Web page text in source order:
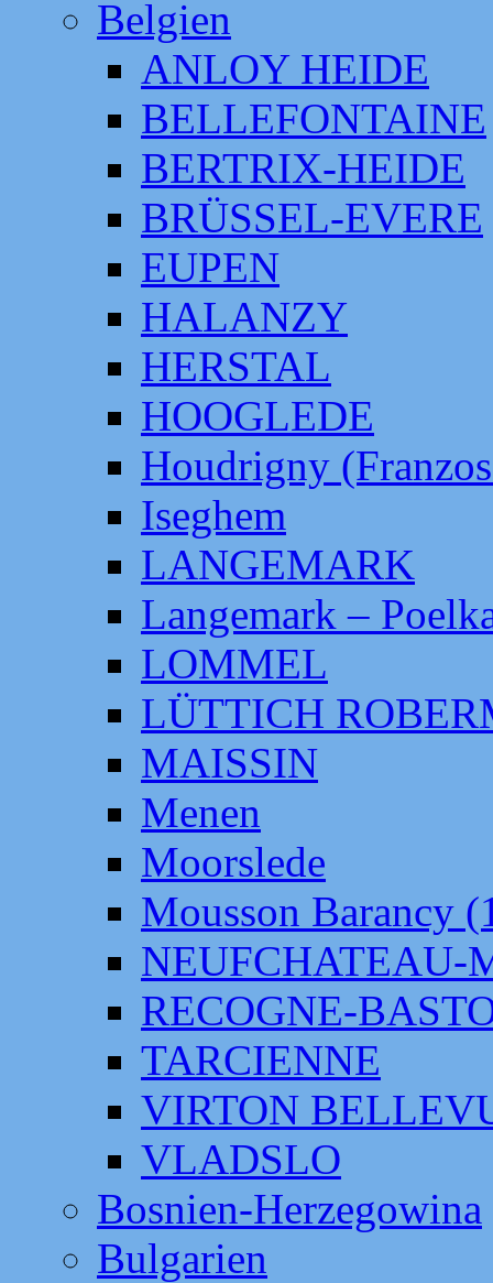
Belgien
ANLOY HEIDE
BELLEFONTAINE
BERTRIX-HEIDE
BRÜSSEL-EVERE
EUPEN
HALANZY
HERSTAL
HOOGLEDE
Houdrigny
Iseghem
LANGEMARK
Langemark –
LOMMEL
LÜTTICH
MAISSIN
Menen
Moorslede
Mousson Barancy
NEUFCHATEAU-
RECOGNE-
TARCIENNE
VIRTON
VLADSLO
Bosnien-Herzegowina
Bulgarien